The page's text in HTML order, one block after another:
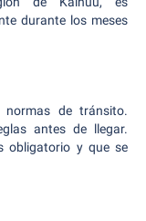
durante los meses
de tránsito.
antes de llegar.
obligatorio y que se